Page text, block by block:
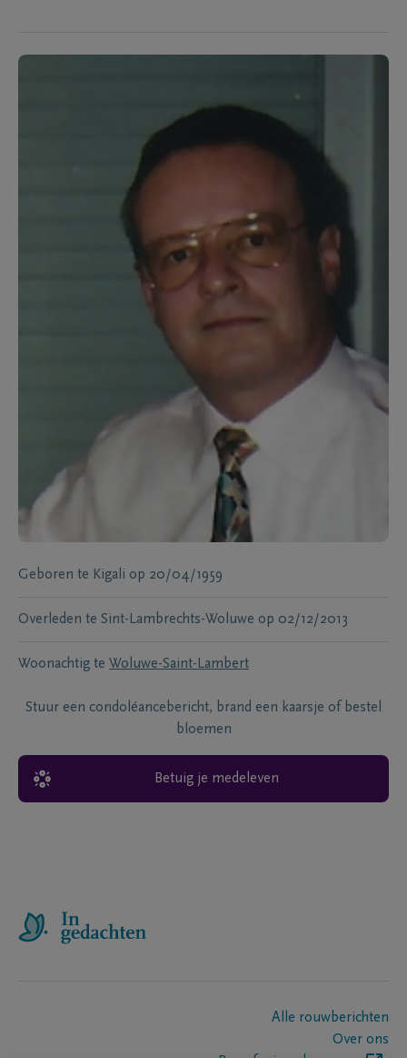
Geboren te Kigali op 20/04/1959
Overleden te Sint-Lambrechts-Woluwe op 02/12/2013
Woonachtig te Woluwe-Saint-Lambert
Stuur een condoléancebericht, brand een kaarsje of bestel
bloemen
Betuig je medeleven
Alle rouwberichten
Over ons